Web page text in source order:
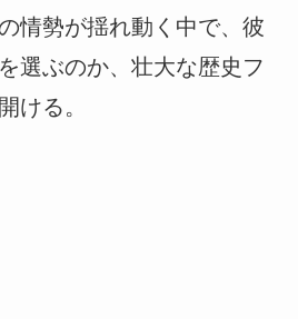
情勢が揺れ動く中で、彼
選ぶのか、壮大な歴史フ
ける。